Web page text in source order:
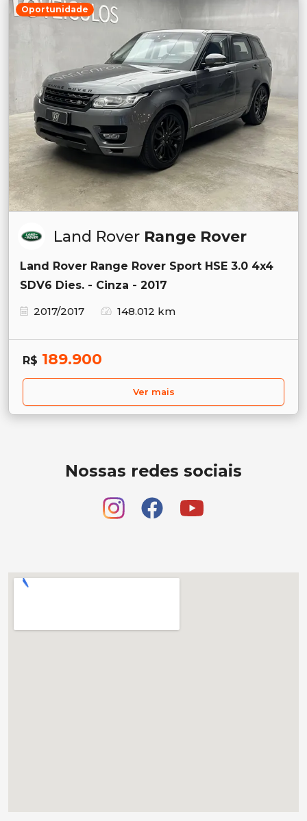
Oportunidade
Land Rover Range Rover
Land Rover Range Rover Sport HSE 3.0 4x4
SDV6 Dies. - Cinza - 2017
2017/2017
148.012 km
R$ 189.900
Ver mais
Nossas redes sociais